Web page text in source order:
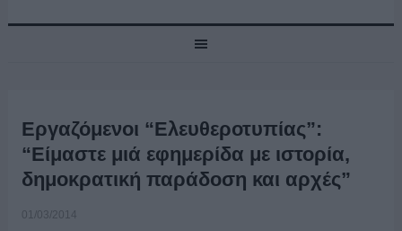
Εργαζόμενοι “Ελευθεροτυπίας”:
“Είμαστε μιά εφημερίδα με ιστορία,
δημοκρατική παράδοση και αρχές”
01/03/2014